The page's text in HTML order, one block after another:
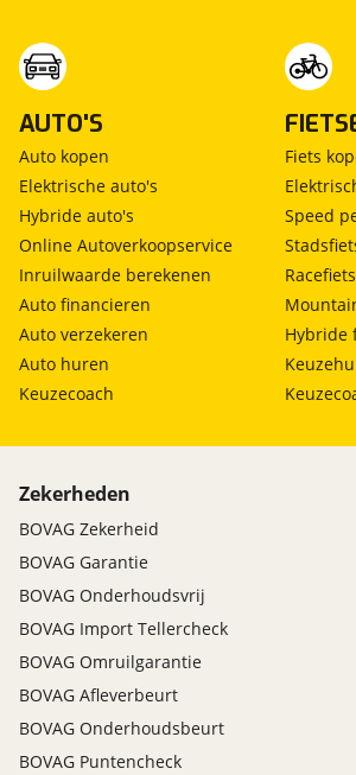
AUTO'S
Auto kopen
Elektrische auto's
Hybride auto's
Online Autoverkoopservice
Inruilwaarde berekenen
Auto financieren
Auto verzekeren
Auto huren
Keuzecoach
Fiets
Speed
Racefiets
Hybride
Zekerheden
BOVAG Zekerheid
BOVAG Garantie
BOVAG Onderhoudsvrij
BOVAG Import Tellercheck
BOVAG Omruilgarantie
BOVAG Afleverbeurt
BOVAG Onderhoudsbeurt
BOVAG Puntencheck